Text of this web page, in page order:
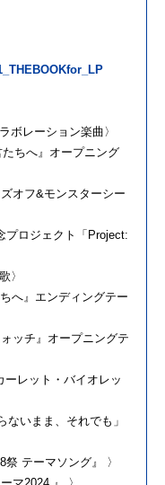
ボレーション楽曲〉
ちへ』オープニング
オフ&モンスターシー
ロジェクト「Project:
〉
へ』エンディングテー
ッチ』オープニングテ
レット・バイオレッ
いまま、それでも」
テーマソング』 〉